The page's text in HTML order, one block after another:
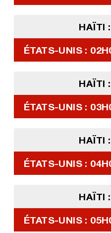
HAÏTI
ÉTATS-UNIS :
HAÏTI
ÉTATS-UNIS :
HAÏTI
ÉTATS-UNIS :
HAÏTI
ÉTATS-UNIS :